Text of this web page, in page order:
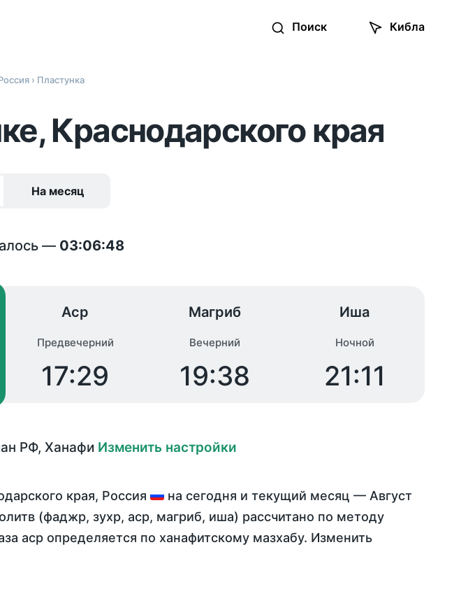
Поиск Кибла
› Пластунка
Краснодарского края
На месяц
— 03:06:48
Аср
Предвечерний
17:29
Магриб
Вечерний
19:38
Иша
Ночной
21:11
РФ, Ханафи Изменить настройки
края, Россия на сегодня и текущий месяц — Август
(фаджр, зухр, аср, магриб, иша) рассчитано по методу
аср определяется по ханафитскому мазхабу. Изменить